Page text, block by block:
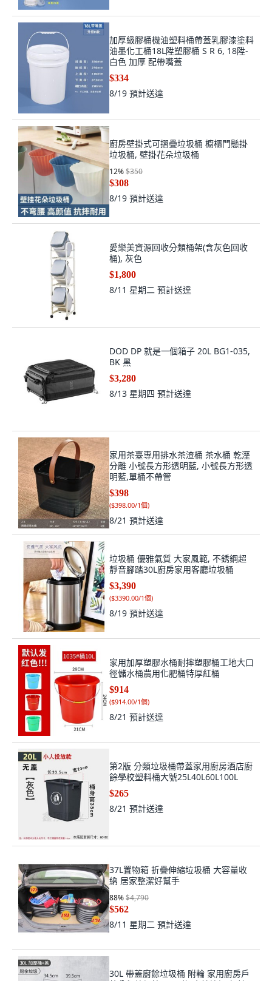
加厚級膠桶機油塑料桶帶蓋乳膠漆塗料
油墨化工桶18L陞塑膠桶 S R 6, 18陞-
白色 加厚 配帶嘴蓋
$334
8/19 預計送達
廚房壁掛式可摺疊垃圾桶 櫥櫃門懸掛
垃圾桶, 壁掛花朵垃圾桶
12%$350
$308
8/19 預計送達
愛樂美資源回收分類桶架(含灰色回收
桶), 灰色
$1,800
8/11 星期二 預計送達
DOD DP 就是一個箱子 20L BG1-035,
BK 黑
$3,280
8/13 星期四 預計送達
家用茶臺專用排水茶渣桶 茶水桶 乾溼
分離 小號長方形透明藍, 小號長方形透
明藍,單桶不帶管
$398
($398.00/1個)
8/21 預計送達
垃圾桶 優雅氣質 大家風範, 不銹鋼超
靜音腳踏30L廚房家用客廳垃圾桶
$3,390
($3390.00/1個)
8/19 預計送達
家用加厚塑膠水桶耐摔塑膠桶工地大口
徑儲水桶農用化肥桶特厚紅桶
$914
($914.00/1個)
8/21 預計送達
第2版 分類垃圾桶帶蓋家用廚房酒店廚
餘學校塑料桶大號25L40L60L100L
$265
8/21 預計送達
37L置物箱 折疊伸縮垃圾桶 大容量收
納 居家整潔好幫手
88%$4,790
$562
8/11 星期二 預計送達
30L 帶蓋廚餘垃圾桶 附輪 家用廚房戶